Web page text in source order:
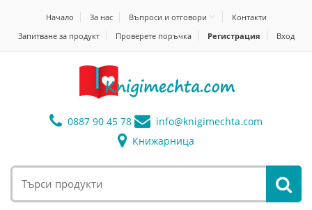
Начало За нас Въпроси и отговори
Контакти
Запитване за продукт
Проверете поръчка Регистрация Вход
0887 90 45 78 info@knigimechta.com
Книжарница